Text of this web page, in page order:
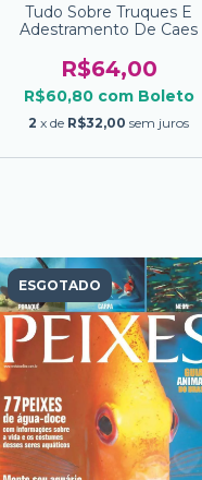
Tudo Sobre Truques E
Adestramento De Caes
R$64,00
R$60,80 com Boleto
2 x de R$32,00 sem juros
ESGOTADO